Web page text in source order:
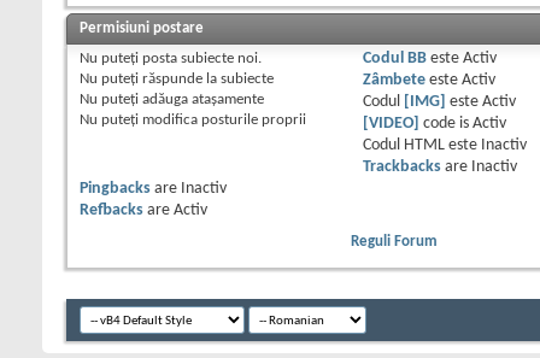
Permisiuni postare
Nu puteţi posta subiecte noi.
Nu puteţi răspunde la subiecte
Nu puteţi adăuga ataşamente
Nu puteţi modifica posturile proprii
Codul BBeste Activ
Zâmbeteeste Activ
Codul
[IMG] este Activ
[VIDEO] code is Activ
Codul HTML este
Inactiv
Trackbacksare
Inactiv
Pingbacks are
Inactiv
Refbacks are Activ
Reguli Forum